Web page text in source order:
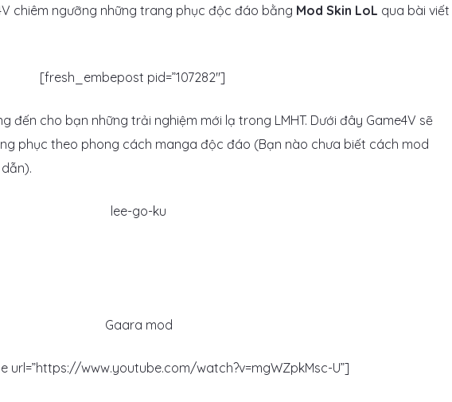
chiêm ngưỡng những trang phục độc đáo bằng Mod Skin LoL qua bài viết
[fresh_embepost pid=”107282″]
đến cho bạn những trải nghiệm mới lạ trong LMHT. Dưới đây Game4V sẽ
phục theo phong cách manga độc đáo (Bạn nào chưa biết cách mod
url=”https://www.youtube.com/watch?v=mgWZpkMsc-U”]